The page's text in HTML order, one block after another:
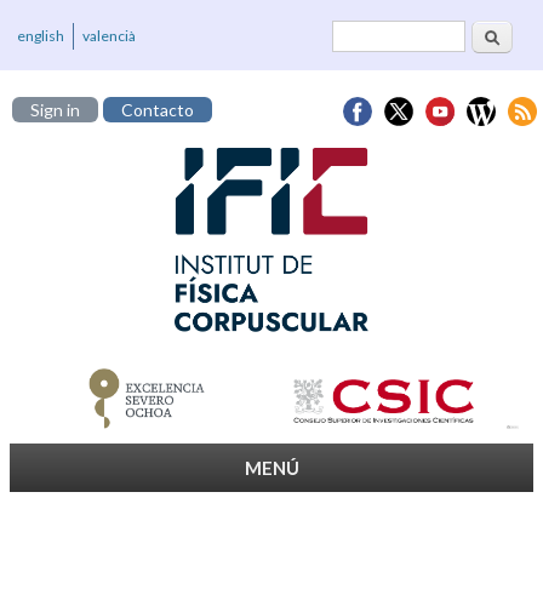
Formulario deBuscar
english valencià
Sign in Contacto
MENÚ